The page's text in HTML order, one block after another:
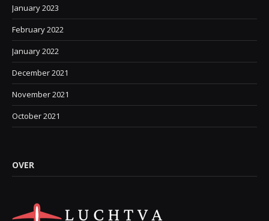
January 2023
February 2022
January 2022
December 2021
November 2021
October 2021
OVER